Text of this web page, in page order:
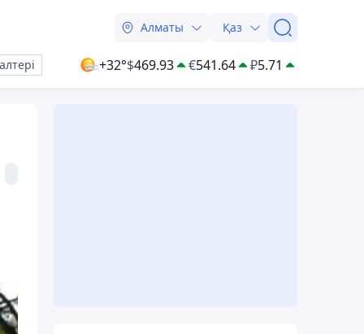
Алматы Қаз
+32°$469.93 €541.64 ₽5.71